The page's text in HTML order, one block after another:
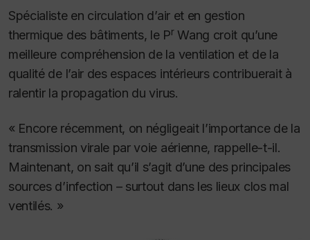
Spécialiste en circulation d’air et en gestion
thermique des bâtiments, le PrWang croit qu’une
meilleure compréhension de la ventilation et de la
qualité de l’air des espaces intérieurs contribuerait à
ralentir la propagation du virus.
« Encore récemment, on négligeait l’importance de la
transmission virale par voie aérienne, rappelle-t-il.
Maintenant, on sait qu’il s’agit d’une des principales
sources d’infection – surtout dans les lieux clos mal
ventilés. »